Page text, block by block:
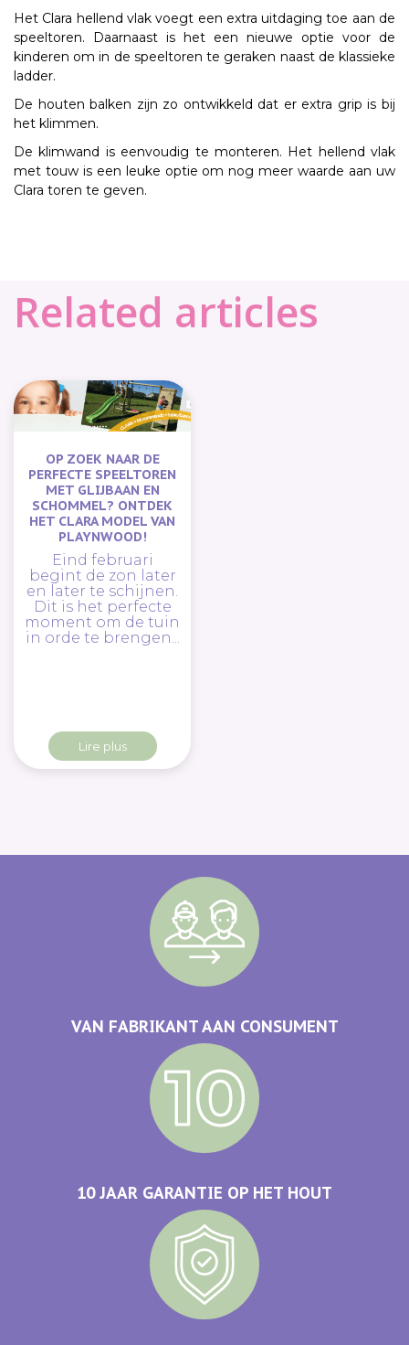
Het Clara hellend vlak voegt een extra uitdaging toe aan de
speeltoren. Daarnaast is het een nieuwe optie voor de
kinderen om in de speeltoren te geraken naast de klassieke
ladder.
De houten balken zijn zo ontwikkeld dat er extra grip is bij
het klimmen.
De klimwand is eenvoudig te monteren. Het hellend vlak
met touw is een leuke optie om nog meer waarde aan uw
Clara toren te geven.
Related articles
OP ZOEK NAAR DE
PERFECTE SPEELTOREN
MET GLIJBAAN EN
SCHOMMEL? ONTDEK
HET CLARA MODEL VAN
PLAYNWOOD!
Eind februari
begint de zon later
en later te schijnen.
Dit is het perfecte
moment om de tuin
in orde te brengen...
Lire plus
VAN FABRIKANT AAN CONSUMENT
10 JAAR GARANTIE OP HET HOUT